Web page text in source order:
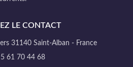
LE CONTACT
31140 Saint-Alban - France
5 61 70 44 68